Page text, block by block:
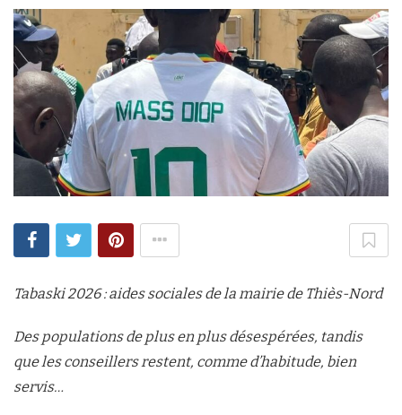
Tabaski 2026 : aides sociales de la mairie de Thiès-Nord
Des populations de plus en plus désespérées, tandis
que les conseillers restent, comme d’habitude, bien
servis…